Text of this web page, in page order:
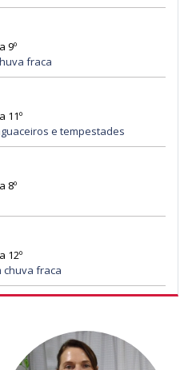
9º
fraca
11º
e tempestades
8º
12º
chuva fraca